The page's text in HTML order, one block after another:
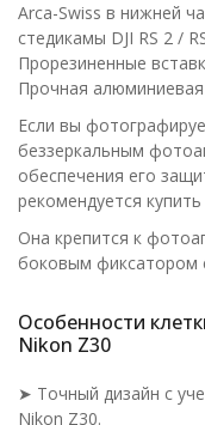
Arca-Swiss в нижней
стедикамы DJI RS 2 /
Прорезиненные
Прочная алюминиевая
Если вы
беззеркальным
обеспечения его
рекомендуется
Она крепится к
боковым фиксатором
Особенности
Nikon Z30
➤ Точный дизайн с
Nikon Z30.